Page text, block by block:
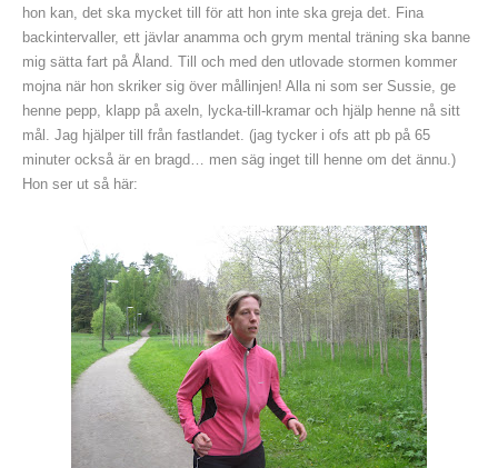
hon kan, det ska mycket till för att hon inte ska greja det. Fina
backintervaller, ett jävlar anamma och grym mental träning ska banne
mig sätta fart på Åland. Till och med den utlovade stormen kommer
mojna när hon skriker sig över mållinjen! Alla ni som ser Sussie, ge
henne pepp, klapp på axeln, lycka-till-kramar och hjälp henne nå sitt
mål. Jag hjälper till från fastlandet. (jag tycker i ofs att pb på 65
minuter också är en bragd… men säg inget till henne om det ännu.)
Hon ser ut så här: